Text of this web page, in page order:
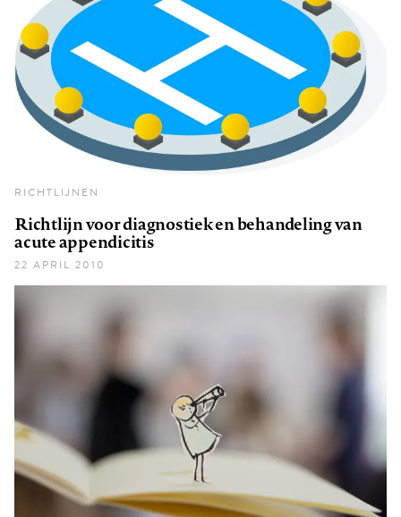
RICHTLIJNEN
Richtlijn voor diagnostiek en behandeling van
acute appendicitis
22 APRIL 2010